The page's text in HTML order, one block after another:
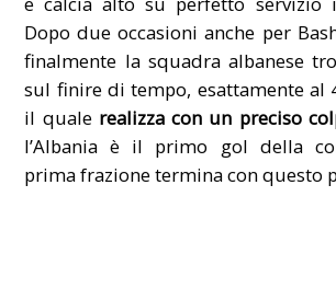
Dopo due occasioni anche per
finalmente la squadra albanese
sul finire di tempo, esattamente al
il quale realizza con un preciso
l’Albania è il primo gol della
prima frazione termina con questo